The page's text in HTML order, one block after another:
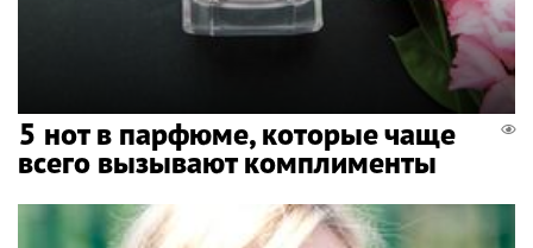
5 нот в парфюме, которые чаще
всего вызывают комплименты